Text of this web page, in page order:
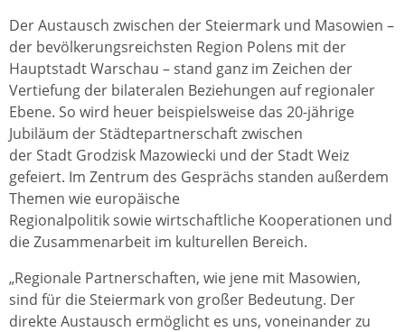
Der Austausch zwischen der Steiermark und Masowien –
der bevölkerungsreichsten Region Polens mit der
Hauptstadt Warschau – stand ganz im Zeichen der
Vertiefung der bilateralen Beziehungen auf regionaler
Ebene. So wird heuer beispielsweise das 20-jährige
Jubiläum der Städtepartnerschaft zwischen
der Stadt Grodzisk Mazowiecki und der Stadt Weiz
gefeiert. Im Zentrum des Gesprächs standen außerdem
Themen wie europäische
Regionalpolitik sowie wirtschaftliche Kooperationen und
die Zusammenarbeit im kulturellen Bereich.
„Regionale Partnerschaften, wie jene mit Masowien,
sind für die Steiermark von großer Bedeutung. Der
direkte Austausch ermöglicht es uns, voneinander zu